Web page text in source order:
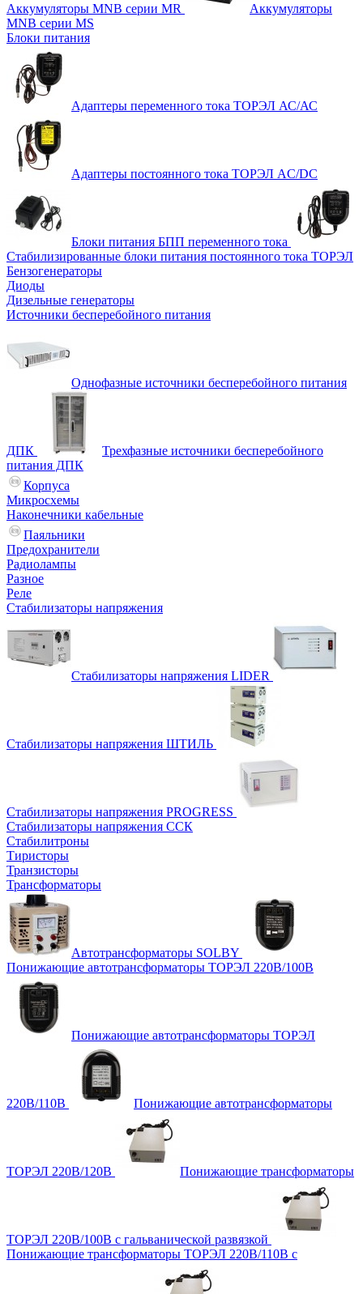
Аккумуляторы MNB серии MR
Аккумуляторы
MNB серии MS
Блоки питания
Адаптеры переменного тока ТОРЭЛ АС/АС
Адаптеры постоянного тока ТОРЭЛ AC/DC
Блоки питания БПП переменного тока
Стабилизированные блоки питания постоянного тока ТОРЭЛ
Бензогенераторы
Диоды
Дизельные генераторы
Источники бесперебойного питания
Однофазные источники бесперебойного питания
ДПК
Трехфазные источники бесперебойного
питания ДПК
Корпуса
Микросхемы
Наконечники кабельные
Паяльники
Предохранители
Радиолампы
Разное
Реле
Стабилизаторы напряжения
Стабилизаторы напряжения LIDER
Стабилизаторы напряжения ШТИЛЬ
Стабилизаторы напряжения PROGRESS
Стабилизаторы напряжения ССК
Стабилитроны
Тиристоры
Транзисторы
Трансформаторы
Автотрансформаторы SOLBY
Понижающие автотрансформаторы ТОРЭЛ 220В/100В
Понижающие автотрансформаторы ТОРЭЛ
220В/110В Понижающие автотрансформаторы
ТОРЭЛ 220В/120В Понижающие трансформаторы
ТОРЭЛ 220В/100В с гальванической развязкой
Понижающие трансформаторы ТОРЭЛ 220В/110В с